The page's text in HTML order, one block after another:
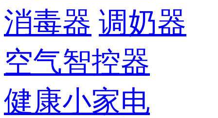
消毒器 调奶器
空气智控器
健康小家电